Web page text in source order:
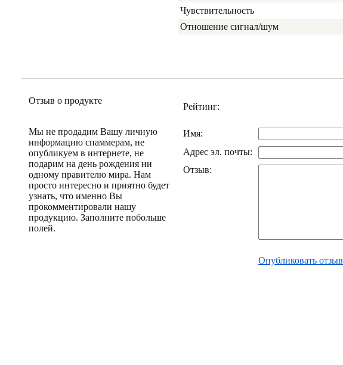
Чувствительность
Отношение сигнал/шум
Отзыв о продукте
Мы не продадим Вашу личную
информацию спаммерам, не
опубликуем в интернете, не
подарим на день рождения ни
одному правителю мира. Нам
просто интересно и приятно будет
узнать, что именно Вы
прокомментировали нашу
продукцию. Заполните побольше
полей.
Рейтинг:
Имя:
Адрес эл. почты:
Отзыв:
Опубликовать отзыв